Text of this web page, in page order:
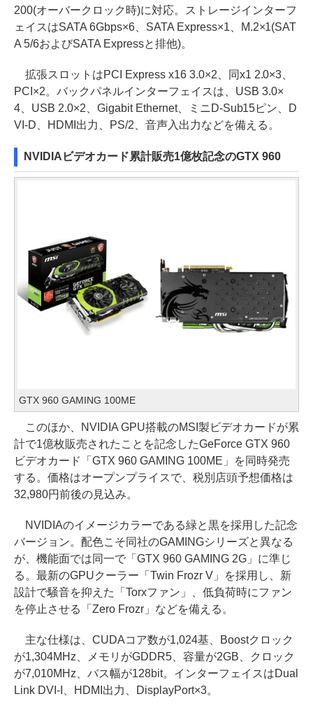
200(オーバークロック時)に対応。ストレージインターフ
ェイスはSATA 6Gbps×6、SATA Express×1、M.2×1(SAT
A 5/6およびSATA Expressと排他)。
拡張スロットはPCI Express x16 3.0×2、同x1 2.0×3、
PCI×2。バックパネルインターフェイスは、USB 3.0×
4、USB 2.0×2、Gigabit Ethernet、ミニD-Sub15ピン、D
VI-D、HDMI出力、PS/2、音声入出力などを備える。
NVIDIAビデオカード累計販売1億枚記念のGTX 960
GTX 960 GAMING 100ME
このほか、NVIDIA GPU搭載のMSI製ビデオカードが累
計で1億枚販売されたことを記念したGeForce GTX 960
ビデオカード「GTX 960 GAMING 100ME」を同時発売
する。価格はオープンプライスで、税別店頭予想価格は
32,980円前後の見込み。
NVIDIAのイメージカラーである緑と黒を採用した記念
バージョン。配色こそ同社のGAMINGシリーズと異なる
が、機能面では同一で「GTX 960 GAMING 2G」に準じ
る。最新のGPUクーラー「Twin Frozr V」を採用し、新
設計で騒音を抑えた「Torxファン」、低負荷時にファン
を停止させる「Zero Frozr」などを備える。
主な仕様は、CUDAコア数が1,024基、Boostクロック
が1,304MHz、メモリがGDDR5、容量が2GB、クロック
が7,010MHz、バス幅が128bit。インターフェイスはDual
Link DVI-I、HDMI出力、DisplayPort×3。